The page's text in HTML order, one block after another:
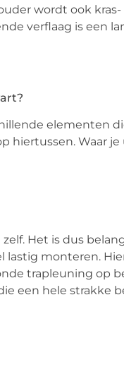
wordt ook
verflaag is een
elementen
hiertussen. Waar
Het is dus
monteren.
trapleuning op
een hele